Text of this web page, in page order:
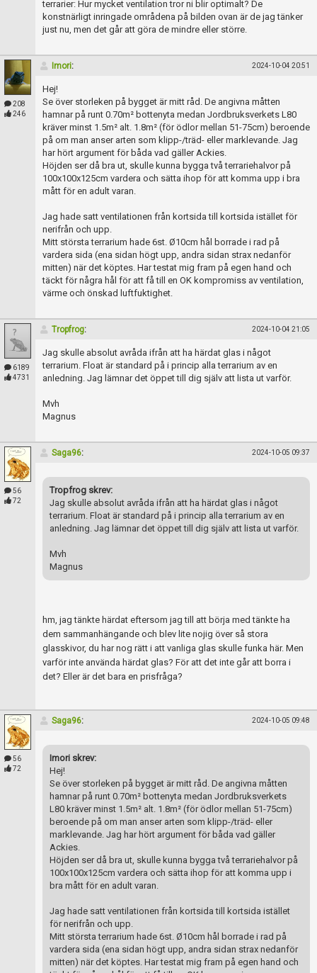
terrarier: Hur mycket ventilation tror ni blir optimalt? De
konstnärligt inringade områdena på bilden ovan är de jag tänker
just nu, men det går att göra de mindre eller större.
208
246
Imori: 2024-10-04 20:51
Hej!
Se över storleken på bygget är mitt råd. De angivna måtten
hamnar på runt 0.70m² bottenyta medan Jordbruksverkets L80
kräver minst 1.5m² alt. 1.8m² (för ödlor mellan 51-75cm) beroende
på om man anser arten som klipp-/träd- eller marklevande. Jag
har hört argument för båda vad gäller Ackies.
Höjden ser då bra ut, skulle kunna bygga två terrariehalvor på
100x100x125cm vardera och sätta ihop för att komma upp i bra
mått för en adult varan.
Jag hade satt ventilationen från kortsida till kortsida istället för
nerifrån och upp.
Mitt största terrarium hade 6st. Ø10cm hål borrade i rad på
vardera sida (ena sidan högt upp, andra sidan strax nedanför
mitten) när det köptes. Har testat mig fram på egen hand och
täckt för några hål för att få till en OK kompromiss av ventilation,
värme och önskad luftfuktighet.
6189
4731
Tropfrog: 2024-10-04 21:05
Jag skulle absolut avråda ifrån att ha härdat glas i något
terrarium. Float är standard på i princip alla terrarium av en
anledning. Jag lämnar det öppet till dig själv att lista ut varför.
Mvh
Magnus
56
72
Saga96: 2024-10-05 09:37
Tropfrog skrev:
Jag skulle absolut avråda ifrån att ha härdat glas i något
terrarium. Float är standard på i princip alla terrarium av en
anledning. Jag lämnar det öppet till dig själv att lista ut varför.
Mvh
Magnus
hm, jag tänkte härdat eftersom jag till att börja med tänkte ha
dem sammanhängande och blev lite nojig över så stora
glasskivor, du har nog rätt i att vanliga glas skulle funka här. Men
varför inte använda härdat glas? För att det inte går att borra i
det? Eller är det bara en prisfråga?
56
72
Saga96: 2024-10-05 09:48
Imori skrev:
Hej!
Se över storleken på bygget är mitt råd. De angivna måtten
hamnar på runt 0.70m² bottenyta medan Jordbruksverkets
L80 kräver minst 1.5m² alt. 1.8m² (för ödlor mellan 51-75cm)
beroende på om man anser arten som klipp-/träd- eller
marklevande. Jag har hört argument för båda vad gäller
Ackies.
Höjden ser då bra ut, skulle kunna bygga två terrariehalvor på
100x100x125cm vardera och sätta ihop för att komma upp i
bra mått för en adult varan.
Jag hade satt ventilationen från kortsida till kortsida istället
för nerifrån och upp.
Mitt största terrarium hade 6st. Ø10cm hål borrade i rad på
vardera sida (ena sidan högt upp, andra sidan strax nedanför
mitten) när det köptes. Har testat mig fram på egen hand och